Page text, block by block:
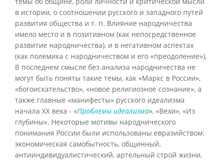
в истории, о соотношении русского и западного путей
развития общества и т. п. Влияние народничества
имело место и в позитивном (как непосредственное
развитие народничества), и в негативном аспектах
(как полемика с народничеством и его «преодоление»),
В последнем смысле без анализа народничества не
могут быть поняты такие темы, как «Маркс в России»,
«богоискательство», «новое религиозное сознание», а
также главные «манифесты» русского идеализма
начала XX века - «Проблемы идеализма», «Вехи», «Из
глубины». Некоторые мотивы народнического
понимания России были использованы евразийством:
экономическая самобытность, общинный,
антииндивидуалистический, артельный строй жизни,